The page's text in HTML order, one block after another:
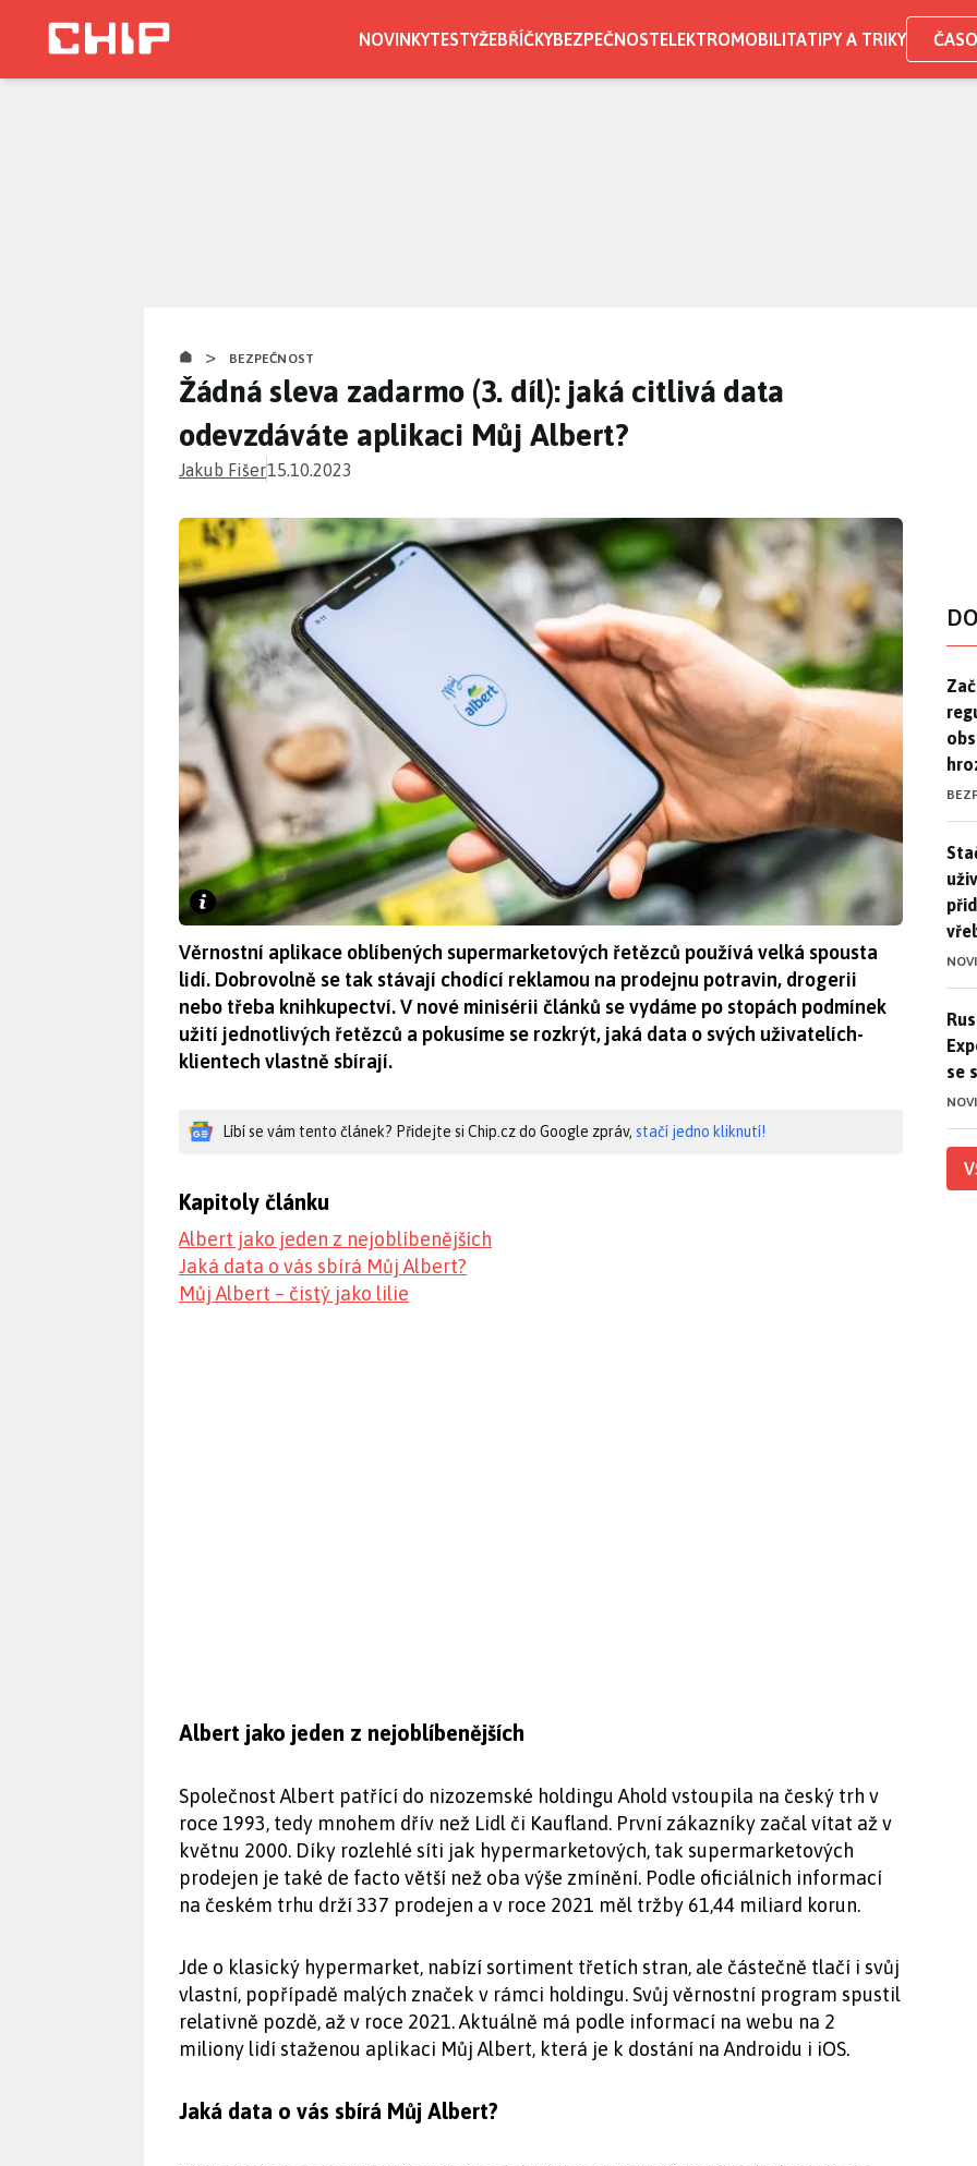
NOVINKYTESTYŽEBŘÍČKYBEZPEČNOSTELEKTROMOBILITATIPY A TRIKY
> BEZPEČNOST
Žádná sleva zadarmo (3. díl): jaká citlivá data
odevzdáváte aplikaci Můj Albert?
Jakub Fišer15.10.2023
Věrnostní aplikace oblíbených supermarketových řetězců používá velká spousta
lidí. Dobrovolně se tak stávají chodící reklamou na prodejnu potravin, drogerii
nebo třeba knihkupectví. V nové minisérii článků se vydáme po stopách podmínek
užití jednotlivých řetězců a pokusíme se rozkrýt, jaká data o svých uživatelích-
klientech vlastně sbírají.
Líbí se vám tento článek? Přidejte si Chip.cz do Google zpráv, stačí jedno kliknutí!
Kapitoly článku
Albert jako jeden z nejoblíbenějších
Jaká data o vás sbírá Můj Albert?
Můj Albert – čistý jako lilie
Albert jako jeden z nejoblíbenějších
Společnost Albert patřící do nizozemské holdingu Ahold vstoupila na český trh v
roce 1993, tedy mnohem dřív než Lidl či Kaufland. První zákazníky začal vítat až v
květnu 2000. Díky rozlehlé síti jak hypermarketových, tak supermarketových
prodejen je také de facto větší než oba výše zmínění. Podle oficiálních informací
na českém trhu drží 337 prodejen a v roce 2021 měl tržby 61,44 miliard korun.
Jde o klasický hypermarket, nabízí sortiment třetích stran, ale částečně tlačí i svůj
vlastní, popřípadě malých značek v rámci holdingu. Svůj věrnostní program spustil
relativně pozdě, až v roce 2021. Aktuálně má podle informací na webu na 2
miliony lidí staženou aplikaci Můj Albert, která je k dostání na Androidu i iOS.
Jaká data o vás sbírá Můj Albert?
se